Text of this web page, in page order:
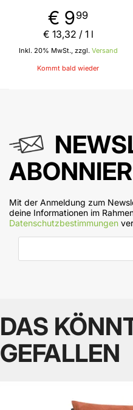
€ 999
Inkl. 20% MwSt., zzgl. Versand
€ 13,32 / 1 l
Kommt bald wieder
Mit der Anmeldung zum
deine Informationen im
Datenschutzbestimmungen
E-Mail-Adresse
DAS
GEFALLEN